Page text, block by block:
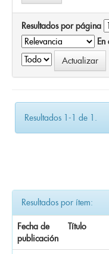
Resultados por página
En
Resultados 1-1 de 1.
Resultados por ítem:
Fecha de
publicación
Título